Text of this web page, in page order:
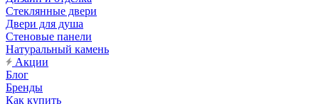
Стеклянные двери
Двери для душа
Стеновые панели
Натуральный камень
Акции
Блог
Бренды
Как купить